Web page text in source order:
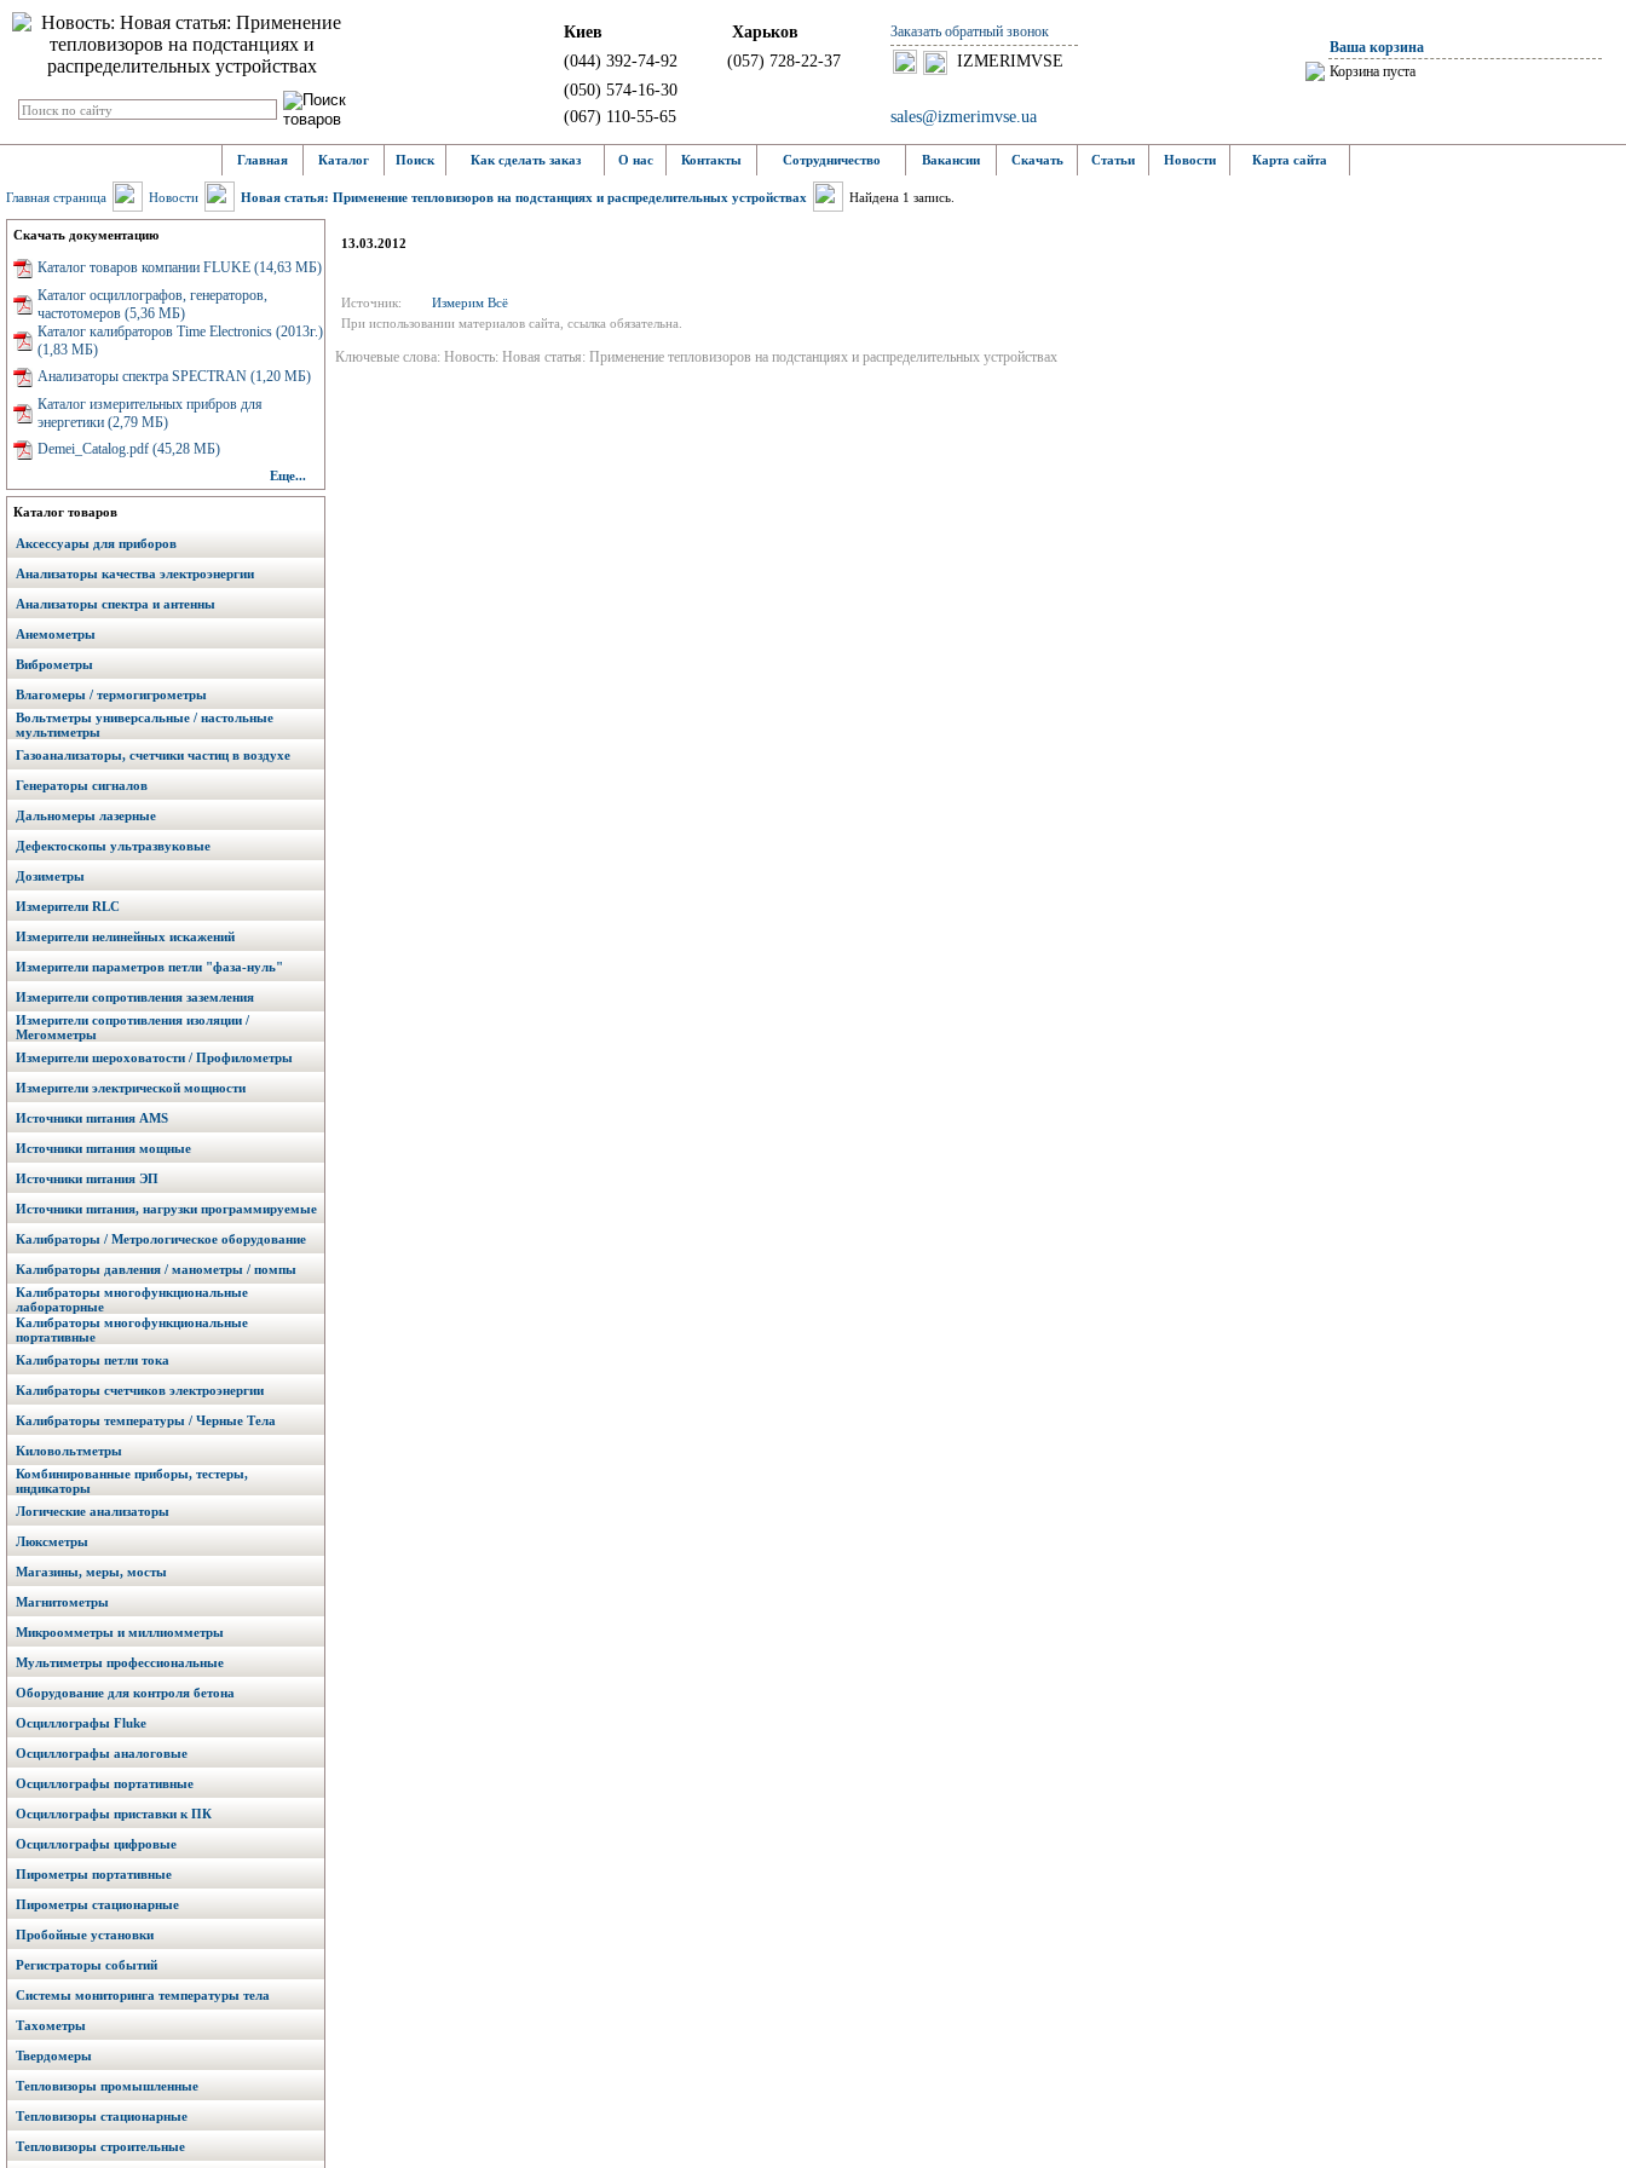
Киев Харьков Заказать обратный звонок
(044) 392-74-92 (057) 728-22-37
IZMERIMVSE
(050) 574-16-30
(067) 110-55-65
sales@izmerimvse.ua
Ваша корзина
Корзина пуста
Главная Каталог Поиск Как сделать заказ О нас Контакты Сотрудничество Вакансии Скачать Статьи Новости Карта сайта
Главная страница Новости Новая статья: Применение тепловизоров на подстанциях и распределительных устройствах Найдена 1 запись.
Скачать документацию
Каталог товаров компании FLUKE (14,63 МБ)
Каталог осциллографов, генераторов,
частотомеров (5,36 МБ)
Каталог калибраторов Time Electronics (2013г.)
(1,83 МБ)
Анализаторы спектра SPECTRAN (1,20 МБ)
Каталог измерительных прибров для
энергетики (2,79 МБ)
Demei_Catalog.pdf (45,28 МБ)
Еще...
Каталог товаров
Аксессуары для приборов
Анализаторы качества электроэнергии
Анализаторы спектра и антенны
Анемометры
Виброметры
Влагомеры / термогигрометры
Вольтметры универсальные / настольные
мультиметры
Газоанализаторы, счетчики частиц в воздухе
Генераторы сигналов
Дальномеры лазерные
Дефектоскопы ультразвуковые
Дозиметры
Измерители RLC
Измерители нелинейных искажений
Измерители параметров петли "фаза-нуль"
Измерители сопротивления заземления
Измерители сопротивления изоляции /
Мегомметры
Измерители шероховатости / Профилометры
Измерители электрической мощности
Источники питания AMS
Источники питания мощные
Источники питания ЭП
Источники питания, нагрузки программируемые
Калибраторы / Метрологическое оборудование
Калибраторы давления / манометры / помпы
Калибраторы многофункциональные
лабораторные
Калибраторы многофункциональные
портативные
Калибраторы петли тока
Калибраторы счетчиков электроэнергии
Калибраторы температуры / Черные Тела
Киловольтметры
Комбинированные приборы, тестеры,
индикаторы
Логические анализаторы
Люксметры
Магазины, меры, мосты
Магнитометры
Микроомметры и миллиомметры
Мультиметры профессиональные
Оборудование для контроля бетона
Осциллографы Fluke
Осциллографы аналоговые
Осциллографы портативные
Осциллографы приставки к ПК
Осциллографы цифровые
Пирометры портативные
Пирометры стационарные
Пробойные установки
Регистраторы событий
Системы мониторинга температуры тела
Тахометры
Твердомеры
Тепловизоры промышленные
Тепловизоры стационарные
Тепловизоры строительные
13.03.2012
Источник:
Измерим Всё
При использовании материалов сайта, ссылка обязательна.
Ключевые слова: Новость: Новая статья: Применение тепловизоров на подстанциях и распределительных устройствах